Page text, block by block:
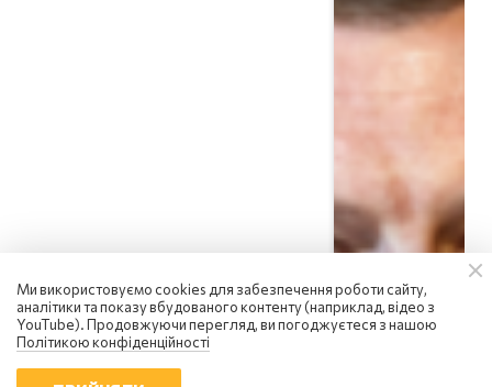
Сергій Фурса
росія посилює інформаційну
війну: чому українцям не варто
піддаватися паніці
Ми використовуємо cookies для забезпечення роботи сайту,
аналітики та показу вбудованого контенту (наприклад, відео з
YouTube). Продовжуючи перегляд, ви погоджуєтеся з нашою
Політикою конфіденційності